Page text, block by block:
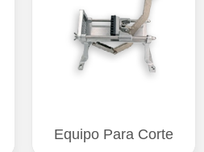
Equipo Para Corte